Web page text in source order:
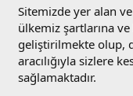
Sitemizde yer alan
ülkemiz şartlarına
geliştirilmekte olup,
aracılığıyla sizlere
sağlamaktadır.